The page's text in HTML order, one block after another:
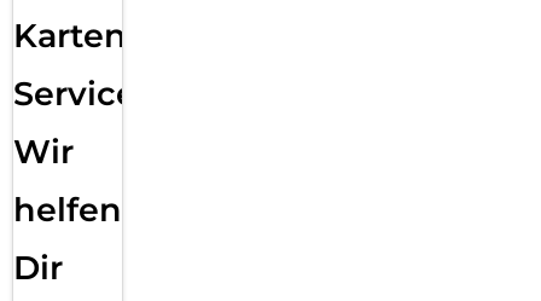
Karten
Service:
Wir
helfen
Dir